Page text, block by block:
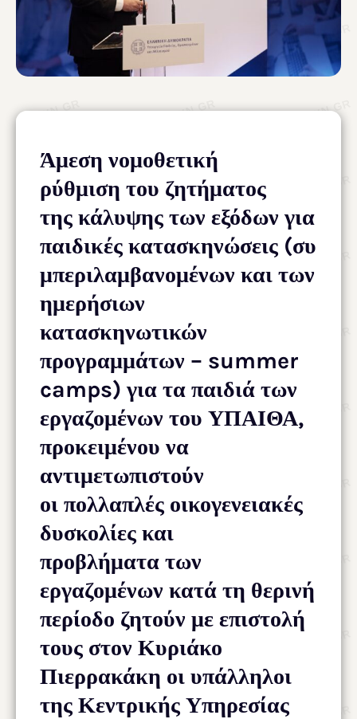
Άμεση νομοθετική
ρύθμιση του ζητήματος
της κάλυψης των εξόδων για
παιδικές κατασκηνώσεις (συ
μπεριλαμβανομένων και των
ημερήσιων
κατασκηνωτικών
προγραμμάτων – summer
camps) για τα παιδιά των
εργαζομένων του ΥΠΑΙΘΑ,
προκειμένου να
αντιμετωπιστούν
οι πολλαπλές οικογενειακές
δυσκολίες και
προβλήματα των
εργαζομένων κατά τη θερινή
περίοδο ζητούν με επιστολή
τους στον Κυριάκο
Πιερρακάκη οι υπάλληλοι
της Κεντρικής Υπηρεσίας